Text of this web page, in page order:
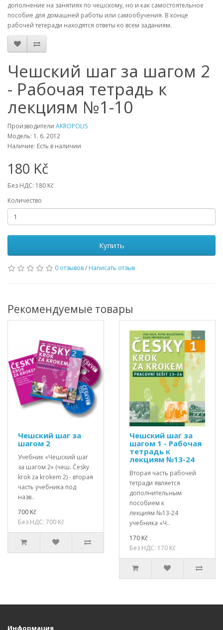
дополнение на занятиях по чешскому, но и как самостоятельное
пособие для домашней работы или самообучения. В конце
рабочей тетеради находятся ответы ко всем заданиям.
Чешский шаг за шагом 2
- Рабочая тетрадь к
лекциям №1-10
Производители AKROPOLIS
Модель: 1. 6. 2012
Наличие: Есть в наличии
180 Kč
Без НДС: 180 Kč
Количество
Купить
0 отзывов/ Написать отзыв
Рекомендуемые товары
Чешский шаг за
шагом 2
Учебник «Чешский шаг
за шагом 2» (чеш. Česky
krok za krokem 2) - вторая
часть учебника под
назв..
700 Kč
Без НДС: 700 Kč
Чешский шаг за
шагом 1 - Рабочая
тетрадь к
лекциям №13-24
Вторая часть рабочей
тетради является
дополнительным
пособием к
лекциям №13-24
учебника «Ч..
170 Kč
Без НДС: 170 Kč
Информация